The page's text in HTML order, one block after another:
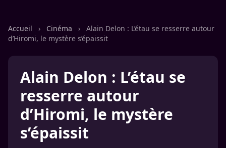
Accueil › Cinéma ›
Alain Delon : L’étau se resserre autour
d’Hiromi, le mystère s’épaissit
Alain Delon : L’étau se
resserre autour
d’Hiromi, le mystère
s’épaissit